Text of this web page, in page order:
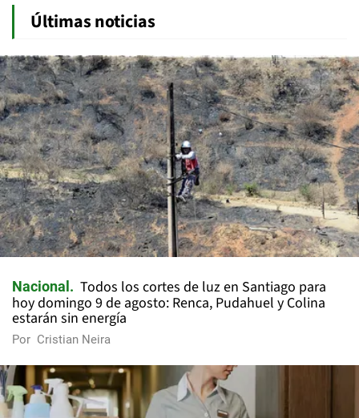
Últimas noticias
Nacional
Todos los cortes de luz en Santiago para
hoy domingo 9 de agosto: Renca, Pudahuel y Colina
estarán sin energía
Por Cristian Neira